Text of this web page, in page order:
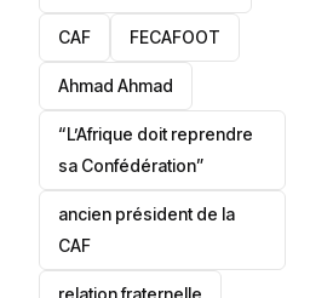
CAF FECAFOOT
‎Ahmad Ahmad
“L’Afrique doit reprendre
sa Confédération”
ancien président de la
CAF
relation fraternelle